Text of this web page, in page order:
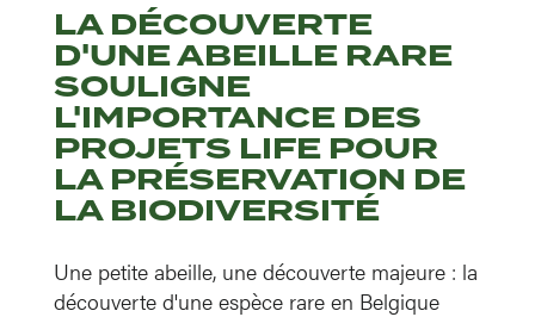
LA DÉCOUVERTE
D'UNE ABEILLE RARE
SOULIGNE
L'IMPORTANCE DES
PROJETS LIFE POUR
LA PRÉSERVATION DE
LA BIODIVERSITÉ
Une petite abeille, une découverte majeure : la
découverte d'une espèce rare en Belgique